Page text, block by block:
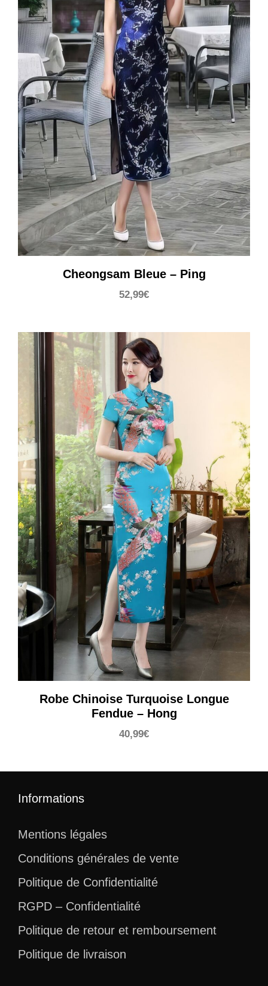
Cheongsam Bleue – Ping
52,99€
Robe Chinoise Turquoise Longue
Fendue – Hong
40,99€
Informations
Mentions légales
Conditions générales de vente
Politique de Confidentialité
RGPD – Confidentialité
Politique de retour et remboursement
Politique de livraison